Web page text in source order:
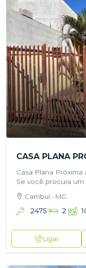
Casa Plana
Se você procura
oportunidade
Cambuí - MG
2475 2
Ligar